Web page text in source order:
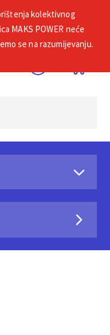
kolektivnog
MAKS POWER neće
se na razumijevanju.